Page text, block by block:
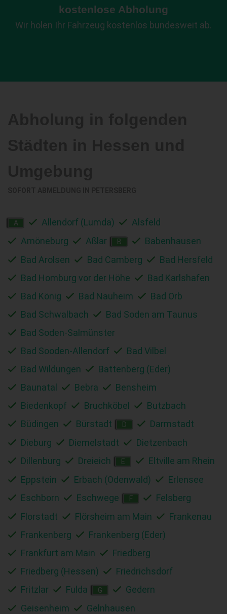
kostenlose Abholung
Wir holen Ihr Fahrzeug kostenlos bundesweit ab.
A Allendorf (Lumda)
Alsfeld
Amöneburg
Aßlar B
Babenhausen
Bad Arolsen
Bad Camberg
Bad Hersfeld
Bad Homburg vor der Höhe
Bad Karlshafen
Bad König
Bad Nauheim
Bad Orb
Bad Schwalbach
Bad Soden am Taunus
Bad Soden-Salmünster
Bad Sooden-Allendorf
Bad Vilbel
Bad Wildungen
Battenberg (Eder)
Baunatal
Bebra
Bensheim
Biedenkopf
Bruchköbel
Butzbach
Büdingen
Bürstadt D
Darmstadt
Dieburg
Diemelstadt
Dietzenbach
Dillenburg
Dreieich E
Eltville am Rhein
Eppstein
Erbach (Odenwald)
Erlensee
Eschborn
Eschwege F
Felsberg
Florstadt
Flörsheim am Main
Frankenau
Frankenberg
Frankenberg (Eder)
Frankfurt am Main
Friedberg
Friedberg (Hessen)
Friedrichsdorf
Fritzlar
Fulda G
Gedern
Geisenheim
Gelnhausen